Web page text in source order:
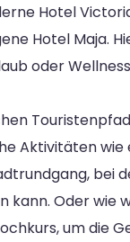
Hotel
Hotel Maja.
oder
Aktivitäten wie
bei
kann. Oder wie
um die